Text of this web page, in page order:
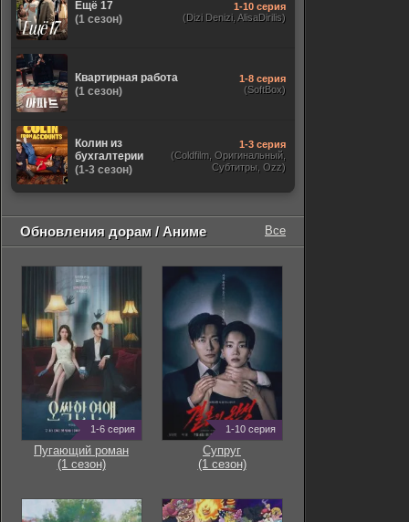
Ещё 17
(1 сезон)
1-10 серия
(Dizi Denizi, AlisaDirilis)
Квартирная работа
(1 сезон)
1-8 серия
(SoftBox)
Колин из
бухгалтерии
(1-3 сезон)
1-3 серия
(Coldfilm, Оригинальный,
Субтитры, Ozz)
Обновления дорам / Аниме Все
1-6 серия
Пугающий роман
(1 сезон)
1-10 серия
Супруг
(1 сезон)